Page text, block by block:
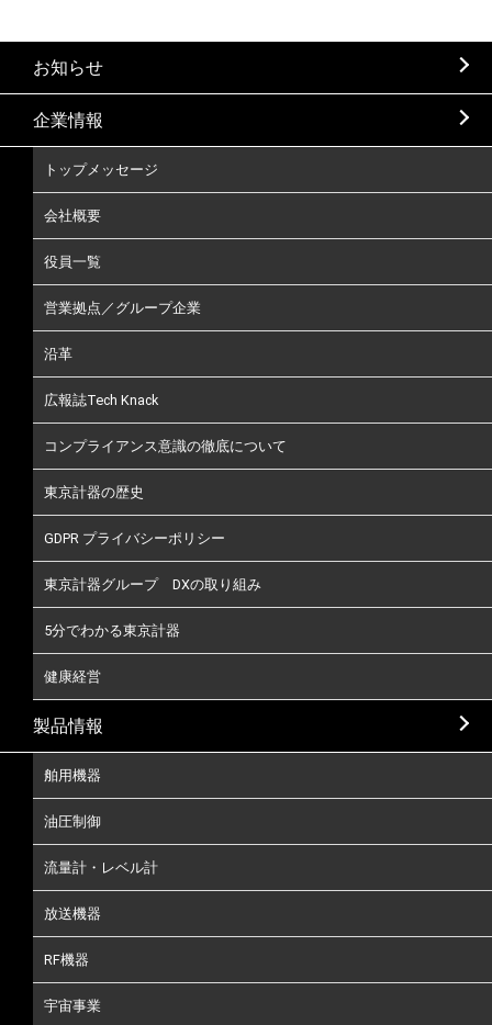
お知らせ
企業情報
トップメッセージ
会社概要
役員一覧
営業拠点／グループ企業
沿革
広報誌Tech Knack
コンプライアンス意識の徹底について
東京計器の歴史
GDPR プライバシーポリシー
東京計器グループ DXの取り組み
5分でわかる東京計器
健康経営
製品情報
舶用機器
油圧制御
流量計・レベル計
放送機器
RF機器
宇宙事業